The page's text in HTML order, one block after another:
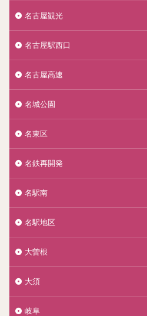
名古屋観光
名古屋駅西口
名古屋高速
名城公園
名東区
名鉄再開発
名駅南
名駅地区
大曽根
大須
岐阜